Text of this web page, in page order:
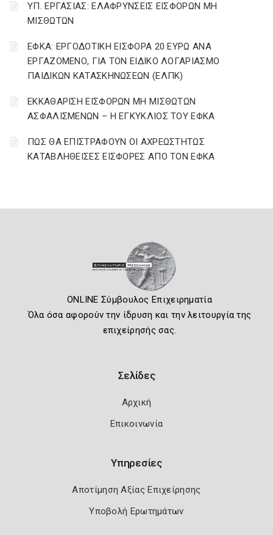
ΥΠ. ΕΡΓΑΣΙΑΣ: ΕΛΑΦΡΥΝΣΕΙΣ ΕΙΣΦΟΡΩΝ ΜΗ
ΜΙΣΘΩΤΩΝ
ΕΦΚΑ: ΕΡΓΟΔΟΤΙΚΗ ΕΙΣΦΟΡΑ 20 ΕΥΡΩ ΑΝΑ
ΕΡΓΑΖΟΜΕΝΟ, ΓΙΑ ΤΟΝ ΕΙΔΙΚΟ ΛΟΓΑΡΙΑΣΜΟ
ΠΑΙΔΙΚΩΝ ΚΑΤΑΣΚΗΝΩΣΕΩΝ (ΕΛΠΚ)
ΕΚΚΑΘΑΡΙΣΗ ΕΙΣΦΟΡΩΝ ΜΗ ΜΙΣΘΩΤΩΝ
ΑΣΦΑΛΙΣΜΕΝΩΝ – Η ΕΓΚΥΚΛΙΟΣ ΤΟΥ ΕΦΚΑ
ΠΩΣ ΘΑ ΕΠΙΣΤΡΑΦΟΥΝ ΟΙ ΑΧΡΕΩΣΤΗΤΩΣ
ΚΑΤΑΒΛΗΘΕΙΣΕΣ ΕΙΣΦΟΡΕΣ ΑΠΟ ΤΟΝ ΕΦΚΑ
ONLINE Σύμβουλος Επιχειρηματία
Όλα όσα αφορούν την ίδρυση και την λειτουργία της
επιχείρησής σας.
Σελίδες
Αρχική
Επικοινωνία
Υπηρεσίες
Αποτίμηση Αξίας Επιχείρησης
Υποβολή Ερωτημάτων